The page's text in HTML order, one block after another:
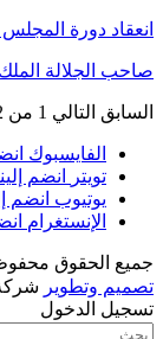
انعقاد دورة
صاحب الجلالة
السابق التالي 1 من 2
الفايسبوك
تويتر
انضم
يوتيوب انضم
الإنستغرام
جميع الحقوق محفوظة
تصميم وتطوير
تسجيل الدخول